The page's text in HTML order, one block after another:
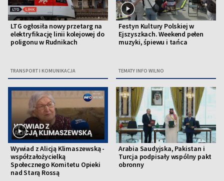
LTG ogłosiła nowy przetarg na
elektryfikację linii kolejowej do
poligonu w Rudnikach
TRANSPORT I KOMUNIKACJA
Festyn Kultury Polskiej w
Ejszyszkach. Weekend pełen
muzyki, śpiewu i tańca
TEMATY INFO WILNO
Wywiad z Alicją Klimaszewską -
współzałożycielką
Społecznego Komitetu Opieki
nad Starą Rossą
Arabia Saudyjska, Pakistan i
Turcja podpisały wspólny pakt
obronny